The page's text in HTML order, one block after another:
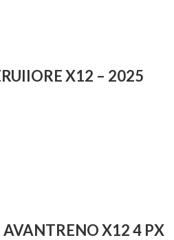
X12 – 2025
X12 4 PX